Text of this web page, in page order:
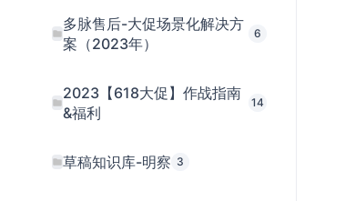
多脉售后-大促场景化解决方
案（2023年）
6
2023【618大促】作战指南
&福利
14
草稿知识库-明察 3